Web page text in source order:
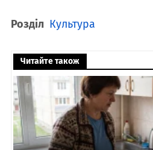
Розділ Культура
Читайте також